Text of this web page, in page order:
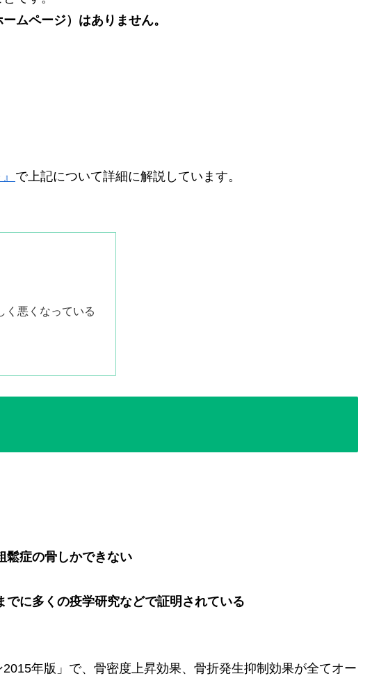
ムページ）はありません。
で上記について詳細に解説しています。
く悪くなっている
鬆症の骨しかできない
に多くの疫学研究などで証明されている
年版」で、骨密度上昇効果、骨折発生抑制効果が全てオー